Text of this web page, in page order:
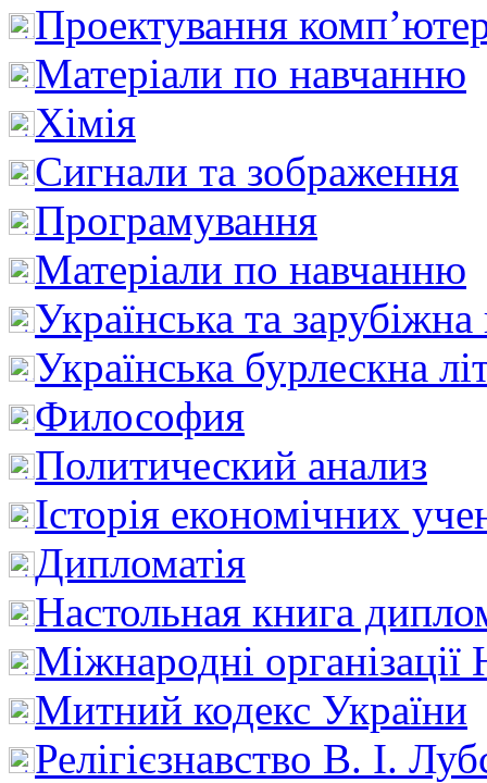
Проектування
Матеріали по навчанню
Хімія
Сигнали та зображення
Програмування
Матеріали по навчанню
Українська та зарубіжна
Українська бурлескна
Философия
Политический анализ
Історія економічних
Дипломатія
Настольная книга
Міжнародні
Митний кодекс України
Релігієзнавство В. І.